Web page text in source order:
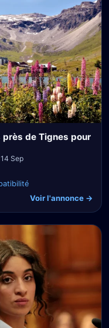
de Tignes pour
14 Sep
Voir l'annonce →